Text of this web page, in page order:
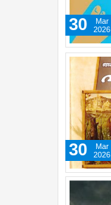
30
Mar
2026
30
Mar
2026